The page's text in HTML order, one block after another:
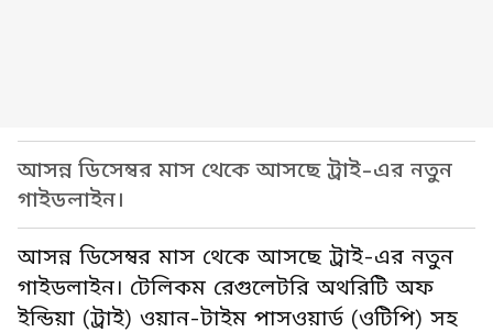
আসন্ন ডিসেম্বর মাস থেকে আসছে ট্রাই-এর নতুন
গাইডলাইন।
আসন্ন ডিসেম্বর মাস থেকে আসছে ট্রাই-এর নতুন
গাইডলাইন। টেলিকম রেগুলেটরি অথরিটি অফ
ইন্ডিয়া (ট্রাই) ওয়ান-টাইম পাসওয়ার্ড (ওটিপি) সহ